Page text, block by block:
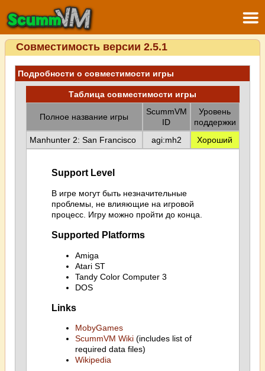
Совместимость версии 2.5.1
Подробности о совместимости игры
Таблица совместимости игры
Полное название игры
ScummVM
ID
Уровень
поддержки
Manhunter 2: San Francisco
agi:mh2 Хороший
Support Level
В игре могут быть незначительные
проблемы, не влияющие на игровой
процесс. Игру можно пройти до конца.
Supported Platforms
Amiga
Atari ST
Tandy Color Computer 3
DOS
Links
MobyGames
ScummVM Wiki(includes list of
required data files)
Wikipedia